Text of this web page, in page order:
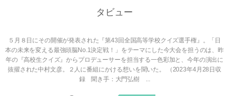
タビュー
５月８日にその開催が発表された『第43回全国高等学校クイズ選手権』。「日
本の未来を変える最強頭脳No.1決定戦！」をテーマにした今大会を担うのは、昨
年の『高校生クイズ』からプロデューサーを担当する一色彩加と、今年の演出に
抜擢された中村文彦。２人に番組にかける想いを聞いた。 （2023年4月28日収
録 聞き手：大門弘樹 ...